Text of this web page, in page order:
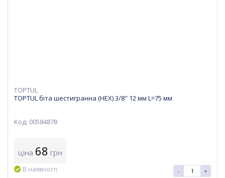
TOPTUL
TOPTUL біта шестигранна (HEX) 3/8" 12 мм L=75 мм
Код: 00584878
ціна 68 грн
В наявності - +